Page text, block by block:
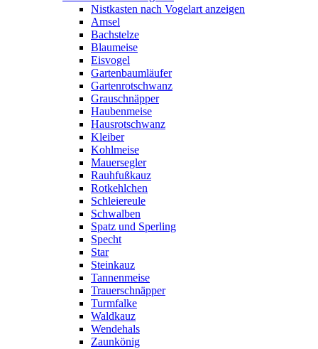
Nistkasten nach Vogelart anzeigen
Amsel
Bachstelze
Blaumeise
Eisvogel
Gartenbaumläufer
Gartenrotschwanz
Grauschnäpper
Haubenmeise
Hausrotschwanz
Kleiber
Kohlmeise
Mauersegler
Rauhfußkauz
Rotkehlchen
Schleiereule
Schwalben
Spatz und Sperling
Specht
Star
Steinkauz
Tannenmeise
Trauerschnäpper
Turmfalke
Waldkauz
Wendehals
Zaunkönig